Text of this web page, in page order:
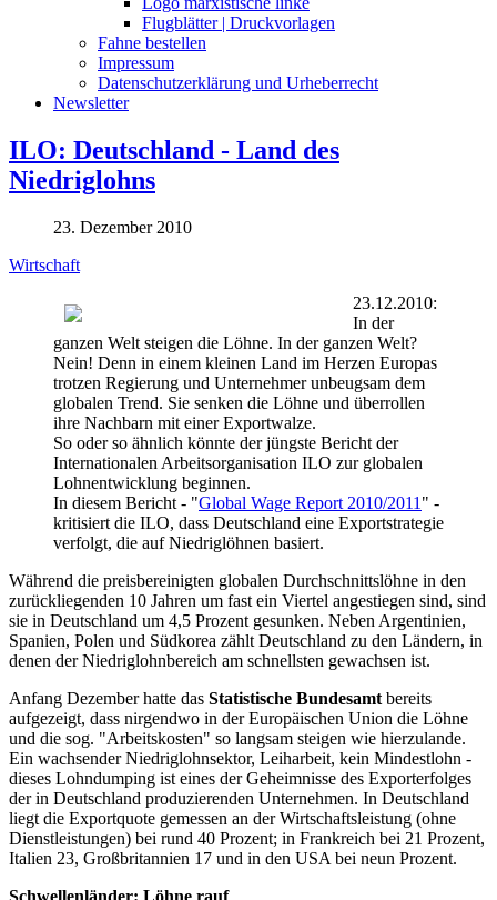
Flugblätter | Druckvorlagen
Fahne bestellen
Impressum
Datenschutzerklärung und Urheberrecht
Newsletter
ILO: Deutschland - Land des
Niedriglohns
23. Dezember 2010
Wirtschaft
23.12.2010:
In der
ganzen Welt steigen die Löhne. In der ganzen Welt?
Nein! Denn in einem kleinen Land im Herzen Europas
trotzen Regierung und Unternehmer unbeugsam dem
globalen Trend. Sie senken die Löhne und überrollen
ihre Nachbarn mit einer Exportwalze.
So oder so ähnlich könnte der jüngste Bericht der
Internationalen Arbeitsorganisation ILO zur globalen
Lohnentwicklung beginnen.
In diesem Bericht - "Global Wage Report 2010/2011 " -
kritisiert die ILO, dass Deutschland eine Exportstrategie
verfolgt, die auf Niedriglöhnen basiert.
Während die preisbereinigten globalen Durchschnittslöhne in den
zurückliegenden 10 Jahren um fast ein Viertel angestiegen sind, sind
sie in Deutschland um 4,5 Prozent gesunken. Neben Argentinien,
Spanien, Polen und Südkorea zählt Deutschland zu den Ländern, in
denen der Niedriglohnbereich am schnellsten gewachsen ist.
Anfang Dezember hatte das Statistische Bundesamt bereits
aufgezeigt, dass nirgendwo in der Europäischen Union die Löhne
und die sog. "Arbeitskosten" so langsam steigen wie hierzulande.
Ein wachsender Niedriglohnsektor, Leiharbeit, kein Mindestlohn -
dieses Lohndumping ist eines der Geheimnisse des Exporterfolges
der in Deutschland produzierenden Unternehmen. In Deutschland
liegt die Exportquote gemessen an der Wirtschaftsleistung (ohne
Dienstleistungen) bei rund 40 Prozent; in Frankreich bei 21 Prozent,
Italien 23, Großbritannien 17 und in den USA bei neun Prozent.
Schwellenländer: Löhne rauf